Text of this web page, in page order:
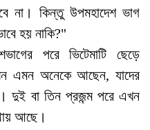
না। কিন্তু উপমহাদেশ ভাগ
হয় নাকি?"
পরে ভিটেমাটি ছেড়ে
এমন অনেকে আছেন, যাদের
দুই বা তিন প্রজন্ম পরে এখন
আছে।